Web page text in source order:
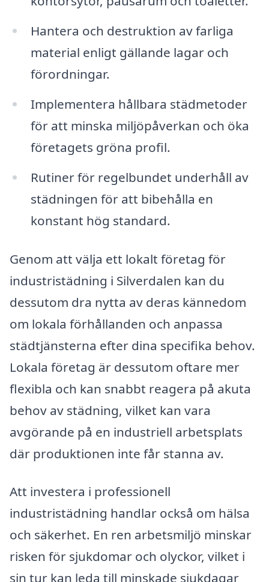
Hantera och destruktion av farliga
material enligt gällande lagar och
förordningar.
Implementera hållbara städmetoder
för att minska miljöpåverkan och öka
företagets gröna profil.
Rutiner för regelbundet underhåll av
städningen för att bibehålla en
konstant hög standard.
Genom att välja ett lokalt företag för
industristädning i Silverdalen kan du
dessutom dra nytta av deras kännedom
om lokala förhållanden och anpassa
städtjänsterna efter dina specifika behov.
Lokala företag är dessutom oftare mer
flexibla och kan snabbt reagera på akuta
behov av städning, vilket kan vara
avgörande på en industriell arbetsplats
där produktionen inte får stanna av.
Att investera i professionell
industristädning handlar också om hälsa
och säkerhet. En ren arbetsmiljö minskar
risken för sjukdomar och olyckor, vilket i
sin tur kan leda till minskade sjukdagar